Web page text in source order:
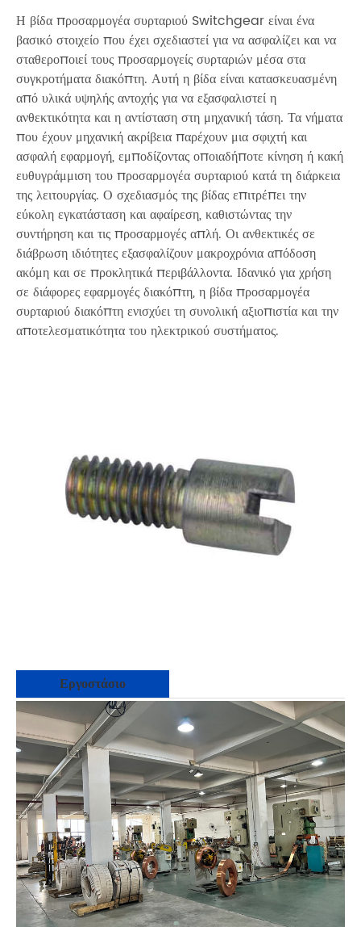
Η βίδα προσαρμογέα συρταριού Switchgear είναι ένα
βασικό στοιχείο που έχει σχεδιαστεί για να ασφαλίζει και να
σταθεροποιεί τους προσαρμογείς συρταριών μέσα στα
συγκροτήματα διακόπτη. Αυτή η βίδα είναι κατασκευασμένη
από υλικά υψηλής αντοχής για να εξασφαλιστεί η
ανθεκτικότητα και η αντίσταση στη μηχανική τάση. Τα νήματα
που έχουν μηχανική ακρίβεια παρέχουν μια σφιχτή και
ασφαλή εφαρμογή, εμποδίζοντας οποιαδήποτε κίνηση ή κακή
ευθυγράμμιση του προσαρμογέα συρταριού κατά τη διάρκεια
της λειτουργίας. Ο σχεδιασμός της βίδας επιτρέπει την
εύκολη εγκατάσταση και αφαίρεση, καθιστώντας την
συντήρηση και τις προσαρμογές απλή. Οι ανθεκτικές σε
διάβρωση ιδιότητες εξασφαλίζουν μακροχρόνια απόδοση
ακόμη και σε προκλητικά περιβάλλοντα. Ιδανικό για χρήση
σε διάφορες εφαρμογές διακόπτη, η βίδα προσαρμογέα
συρταριού διακόπτη ενισχύει τη συνολική αξιοπιστία και την
αποτελεσματικότητα του ηλεκτρικού συστήματος.
Εργοστάσιο